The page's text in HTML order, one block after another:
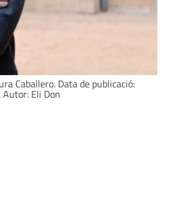
Caballero. Data de publicació:
Eli Don